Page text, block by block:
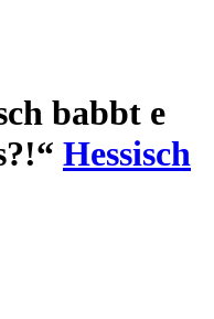
babbt e
Hessisch